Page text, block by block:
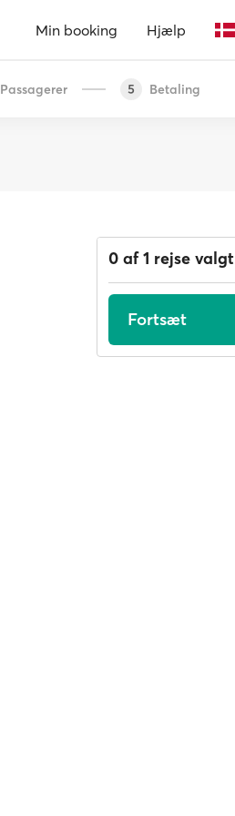
Min booking Hjælp
Passagerer 5 Betaling
0 af 1 rejse valgt
Fortsæt